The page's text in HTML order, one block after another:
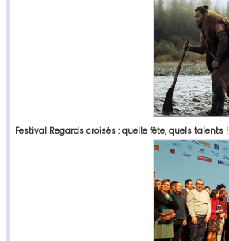
Festival Regards croisés : quelle fête, quels talents !